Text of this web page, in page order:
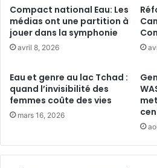
m
e
n
t
p
h
n
m
è
l
l
e
s
C
a
o
Compact national Eau: Les
médias ont une partition à
jouer dans la symphonie
avril 8, 2026
Eau et genre au lac Tchad :
quand l’invisibilité des
femmes coûte des vies
mars 16, 2026